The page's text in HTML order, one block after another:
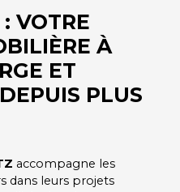
VOTRE
À
ET
PLUS
accompagne les
dans leurs projets